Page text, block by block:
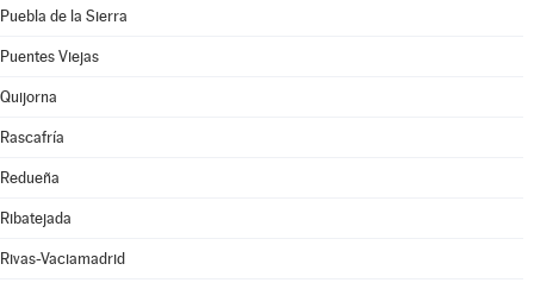
Puebla de la Sierra
Puentes Viejas
Quijorna
Rascafría
Redueña
Ribatejada
Rivas-Vaciamadrid